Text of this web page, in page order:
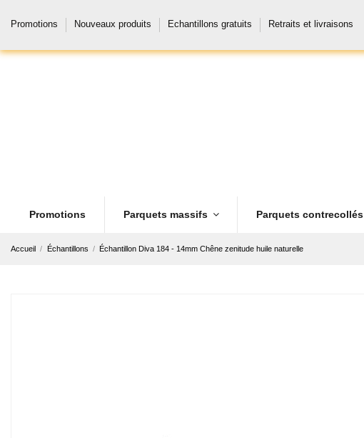
Promotions Nouveaux produits Echantillons gratuits Retraits et livraisons
Promotions Parquets massifs Parquets contrecollés
Accueil Échantillons Échantillon Diva 184 - 14mm Chêne zenitude huile naturelle